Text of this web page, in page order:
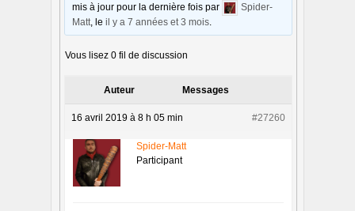
mis à jour pour la dernière fois par
Spider-
Matt , leil y a 7 années et 3 mois
Vous lisez 0 fil de discussion
Auteur Messages
16 avril 2019 à 8 h 05 min #27260
Spider-Matt
Participant